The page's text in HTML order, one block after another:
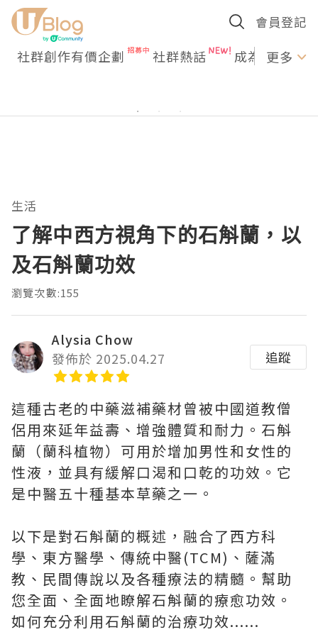
會員登記
社群創作有價企劃 社群熱話 成為U更多
生活
了解中西方視角下的石斛蘭，以
及石斛蘭功效
瀏覽次數:155
Alysia Chow
發佈於 2025.04.27
追蹤
這種古老的中藥滋補藥材曾被中國道教僧
侶用來延年益壽、增強體質和耐力。石斛
蘭（蘭科植物）可用於增加男性和女性的
性液，並具有緩解口渴和口乾的功效。它
是中醫五十種基本草藥之一。
以下是對石斛蘭的概述，融合了西方科
學、東方醫學、傳統中醫(TCM)、薩滿
教、民間傳說以及各種療法的精髓。幫助
您全面、全面地瞭解石斛蘭的療愈功效。
如何充分利用石斛蘭的治療功效......